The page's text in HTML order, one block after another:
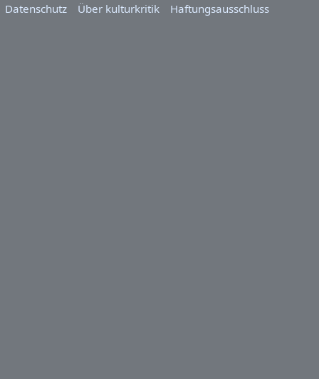
Datenschutz
Über kulturkritik Haftungsausschluss